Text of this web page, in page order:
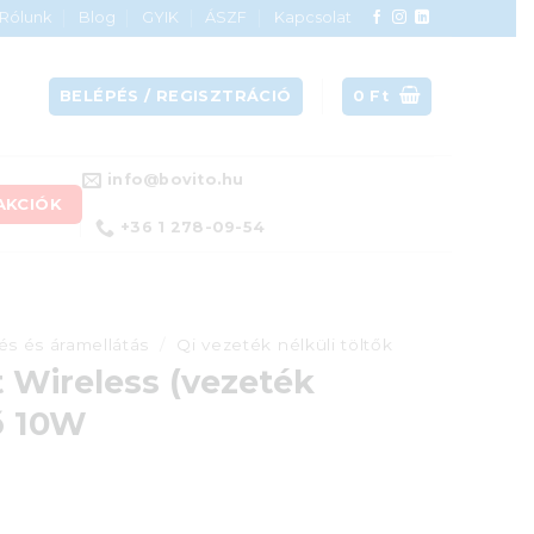
Rólunk Blog GYIK ÁSZF Kapcsolat
BELÉPÉS / REGISZTRÁCIÓ 0 Ft
info@bovito.hu
+36 1 278-09-54
és áramellátás Qi vezeték nélküli töltők
(vezeték